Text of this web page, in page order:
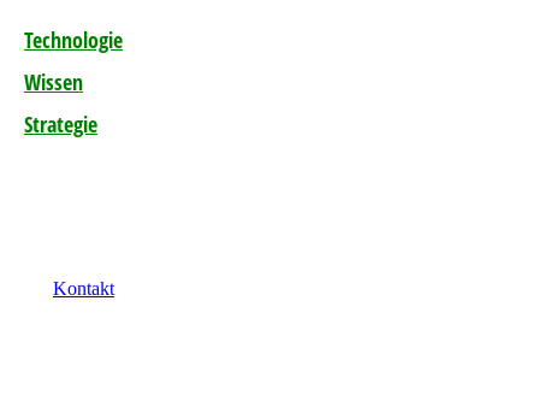
Technologie
Wissen
Strategie
Kontakt